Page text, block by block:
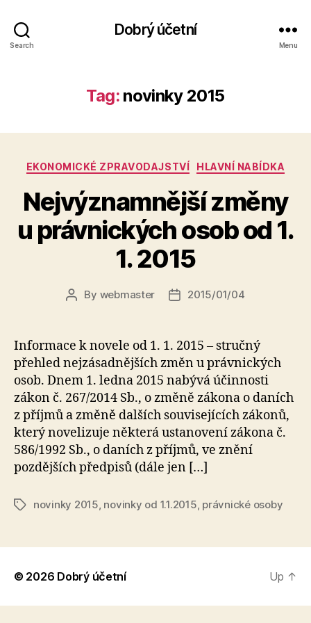
Search
Dobrý účetní
Menu
Tag: novinky 2015
Categories
EKONOMICKÉ ZPRAVODAJSTVÍ HLAVNÍ NABÍDKA
Nejvýznamnější změny
u právnických osob od 1.
1. 2015
Post
By webmaster
Post2015/01/04
Informace k novele od 1. 1. 2015 – stručný
přehled nejzásadnějších změn u právnických
osob. Dnem 1. ledna 2015 nabývá účinnosti
zákon č. 267/2014 Sb., o změně zákona o daních
z příjmů a změně dalších souvisejících zákonů,
který novelizuje některá ustanovení zákona č.
586/1992 Sb., o daních z příjmů, ve znění
pozdějších předpisů (dále jen […]
Tagsnovinky 2015 novinky od 1.1.2015 právnické osoby
© 2026 Dobrý účetní Up ↑